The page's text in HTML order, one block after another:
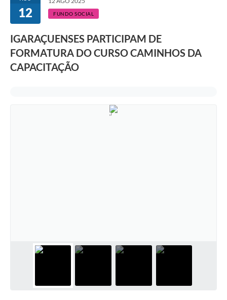
12 FUNDO SOCIAL
IGARAÇUENSES PARTICIPAM DE
FORMATURA DO CURSO CAMINHOS DA
CAPACITAÇÃO